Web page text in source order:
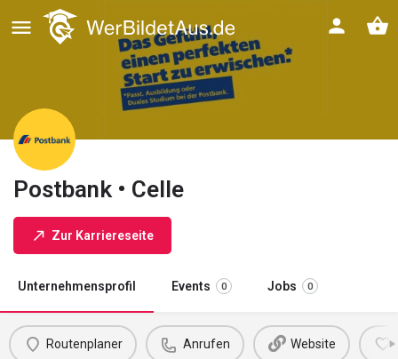
Postbank • Celle
Zur Karriereseite
Unternehmensprofil Events 0 Jobs 0
Routenplaner Anrufen Website